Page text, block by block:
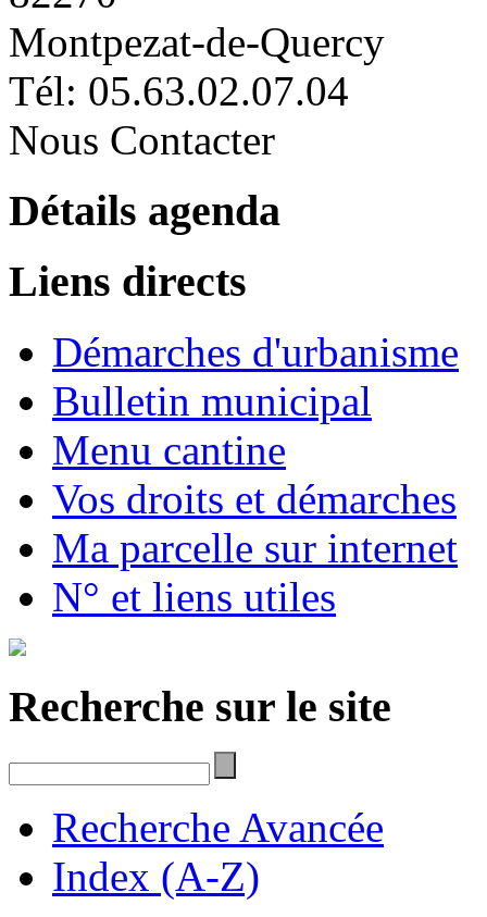
Montpezat-de-Quercy
Tél: 05.63.02.07.04
Nous Contacter
Détails agenda
Liens directs
Démarches d'urbanisme
Bulletin municipal
Menu cantine
Vos droits et démarches
Ma parcelle sur internet
N° et liens utiles
Recherche sur le site
Recherche Avancée
Index (A-Z)